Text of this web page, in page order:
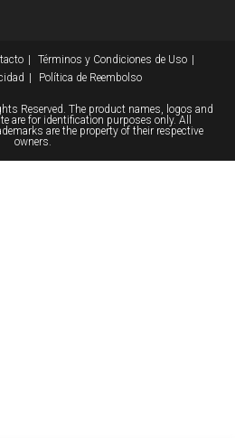
Términos y Condiciones de Uso
Política de Reembolso
Reserved. The product names, logos and
are for identification purposes only. All
are the property of their respective
owners.